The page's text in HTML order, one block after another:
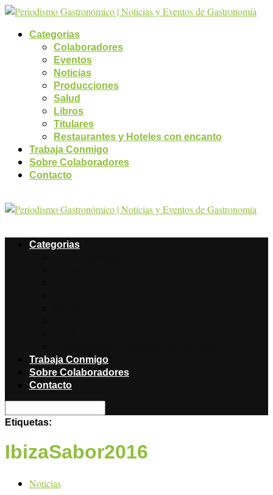
Categorias
Colaboradores
Eventos
Noticias
Producciones
Salud
Libros
Titulares
Restaurantes y Hoteles con encanto
Trabaja Conmigo
Sobre Colaboradores
Contacto
Categorias
Trabaja Conmigo
Sobre Colaboradores
Contacto
Etiquetas:
IbizaSabor2016
Noticias